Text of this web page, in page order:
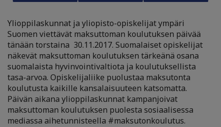
Ylioppilaskunnat ja yliopisto-opiskelijat ympäri
Suomen viettävät maksuttoman koulutuksen päivää
tänään torstaina 30.11.2017. Suomalaiset opiskelijat
näkevät maksuttoman koulutuksen tärkeänä osana
suomalaista hyvinvointivaltiota ja koulutuksellista
tasa-arvoa. Opiskelijaliike puolustaa maksutonta
koulutusta kaikille kansalaisuuteen katsomatta.
Päivän aikana ylioppilaskunnat kampanjoivat
maksuttoman koulutuksen puolesta sosiaalisessa
mediassa aihetunnisteella #maksutonkoulutus.